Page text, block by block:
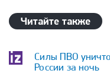
Читайте также
Силы ПВО
России за ночь